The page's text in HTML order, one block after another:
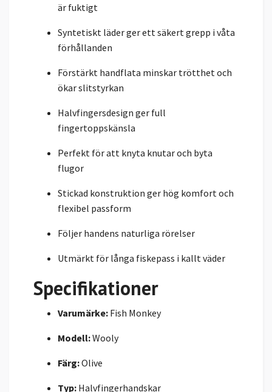
är fuktigt
Syntetiskt läder ger ett säkert grepp i våta
förhållanden
Förstärkt handflata minskar trötthet och
ökar slitstyrkan
Halvfingersdesign ger full
fingertoppskänsla
Perfekt för att knyta knutar och byta
flugor
Stickad konstruktion ger hög komfort och
flexibel passform
Följer handens naturliga rörelser
Utmärkt för långa fiskepass i kallt väder
Specifikationer
Varumärke: Fish Monkey
Modell:Wooly
Färg:Olive
Typ: Halvfingerhandskar